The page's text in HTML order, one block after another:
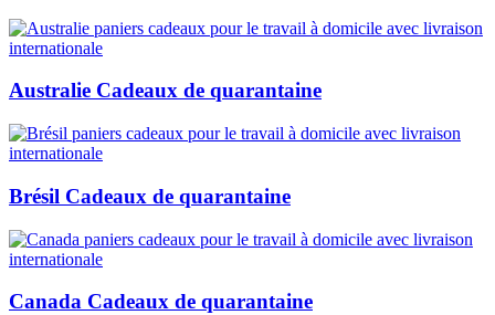
Australie Cadeaux de quarantaine
Brésil Cadeaux de quarantaine
Canada Cadeaux de quarantaine